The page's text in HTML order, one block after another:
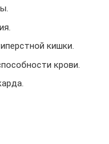
кишки.
крови.